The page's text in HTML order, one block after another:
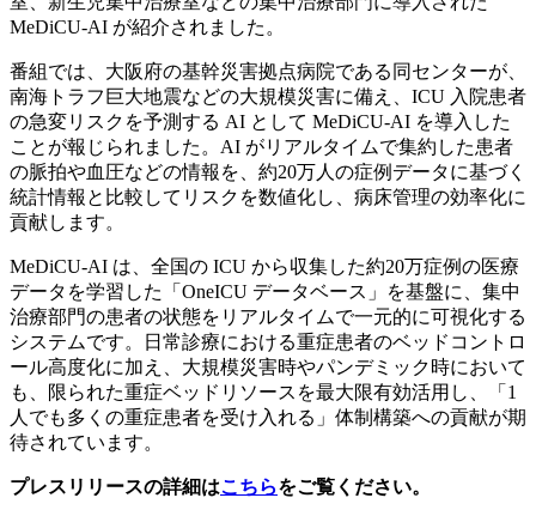
MeDiCU-AI が紹介されました。
番組では、大阪府の基幹災害拠点病院である同センターが、
南海トラフ巨大地震などの大規模災害に備え、ICU 入院患者
の急変リスクを予測する AI として MeDiCU-AI を導入した
ことが報じられました。AI がリアルタイムで集約した患者
の脈拍や血圧などの情報を、約20万人の症例データに基づく
統計情報と比較してリスクを数値化し、病床管理の効率化に
貢献します。
MeDiCU-AI は、全国の ICU から収集した約20万症例の医療
データを学習した「OneICU データベース」を基盤に、集中
治療部門の患者の状態をリアルタイムで一元的に可視化する
システムです。日常診療における重症患者のベッドコントロ
ール高度化に加え、大規模災害時やパンデミック時において
も、限られた重症ベッドリソースを最大限有効活用し、「1
人でも多くの重症患者を受け入れる」体制構築への貢献が期
待されています。
プレスリリースの詳細はこちらをご覧ください。